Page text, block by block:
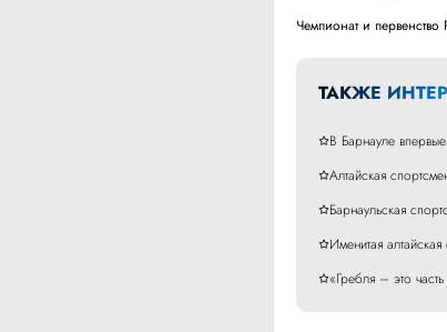
Чемпионат и
ТАКЖЕ
В Барнауле
Алтайская
Барнаульская
Именитая
«Гребля – это